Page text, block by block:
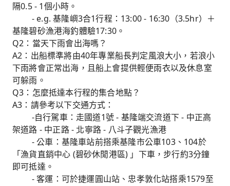
隔0.5 - 1個小時。
- e.g. 基隆嶼3合1行程：13:00 - 16:30（3.5hr）＋
基隆碧砂漁港海釣體驗17:30。
Q2：當天下雨會出海嗎？
A2：出船標準將由40年專業船長判定風浪大小，若浪小
下雨將會正常出海，且船上會提供輕便雨衣以及休息室
可躲雨。
Q3：怎麼抵達本行程的集合地點？
A3：請參考以下交通方式：
-自行駕車：走國道1號 - 基隆端交流道下 - 中正高
架道路 - 中正路 - 北寧路 - 八斗子觀光漁港
- 公車：基隆車站前搭乘基隆市公車103、104於
「漁貨直銷中心 (碧砂休閒港區) 」下車，步行約3分鐘
即可抵達。
- 客運：可於捷運圓山站、忠孝敦化站搭乘1579至